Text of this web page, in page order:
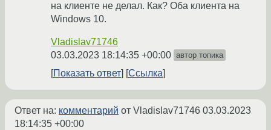
на клиенте не делал. Как? Оба клиента на
Windows 10.
Vladislav71746
03.03.2023 18:14:35 +00:00 автор топика
Показать ответ Ссылка
Ответ на: комментарий от Vladislav71746 03.03.2023
18:14:35 +00:00